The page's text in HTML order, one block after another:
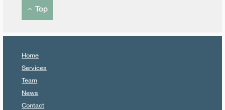
Top
Home
Services
Team
News
Contact